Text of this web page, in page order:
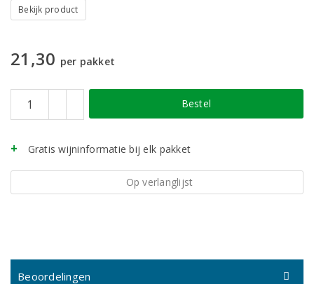
Bekijk product
21,30 per pakket
Bestel
Gratis wijninformatie bij elk pakket
Op verlanglijst
Beoordelingen